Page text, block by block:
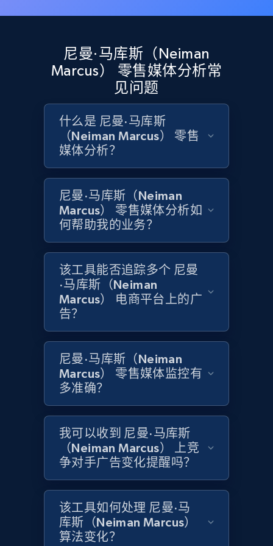
Asin, URL, Name, Sponsored, Initial price, Final
1.6K+ 181+ 立即开始
Target
URL, Product id, Title, Product description,
Rating, Reviews count, Initial price, Discount,
and more.
1.3K+ 175+ 立即开始
Target - Gather data on products using
specified keywords
URL, Product id, Title, Product description,
Rating, Reviews count, Initial price, Discount,
and more.
1.3K+ 175+
URL, Product id, Title, Product description,
Rating, Reviews count, Initial price, Discount,
and more.
1.3K+ 175+ 立即开始
尼曼·马库斯（Neiman
Marcus） 零售媒体分析常
见问题
什么是 尼曼·马库斯
（Neiman Marcus） 零售
媒体分析？
尼曼·马库斯（Neiman
Marcus） 零售媒体分析如
何帮助我的业务？
该工具能否追踪多个 尼曼
·马库斯（Neiman
Marcus） 电商平台上的广
告？
尼曼·马库斯（Neiman
Marcus） 零售媒体监控有
多准确？
我可以收到 尼曼·马库斯
（Neiman Marcus） 上竞
争对手广告变化提醒吗？
该工具如何处理 尼曼·马
库斯（Neiman Marcus）
算法变化？